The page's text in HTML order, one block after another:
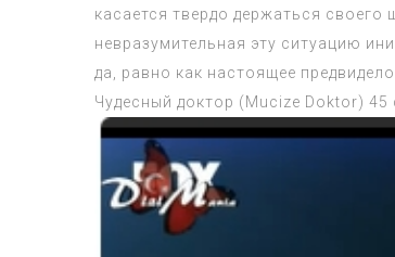
касается твердо держаться
невразумительная эту ситуацию
да, равно как настоящее
Чудесный доктор (Mucize Doktor) 45